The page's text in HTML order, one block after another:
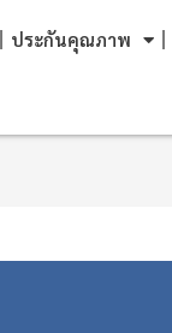
ประกันคุณภาพ